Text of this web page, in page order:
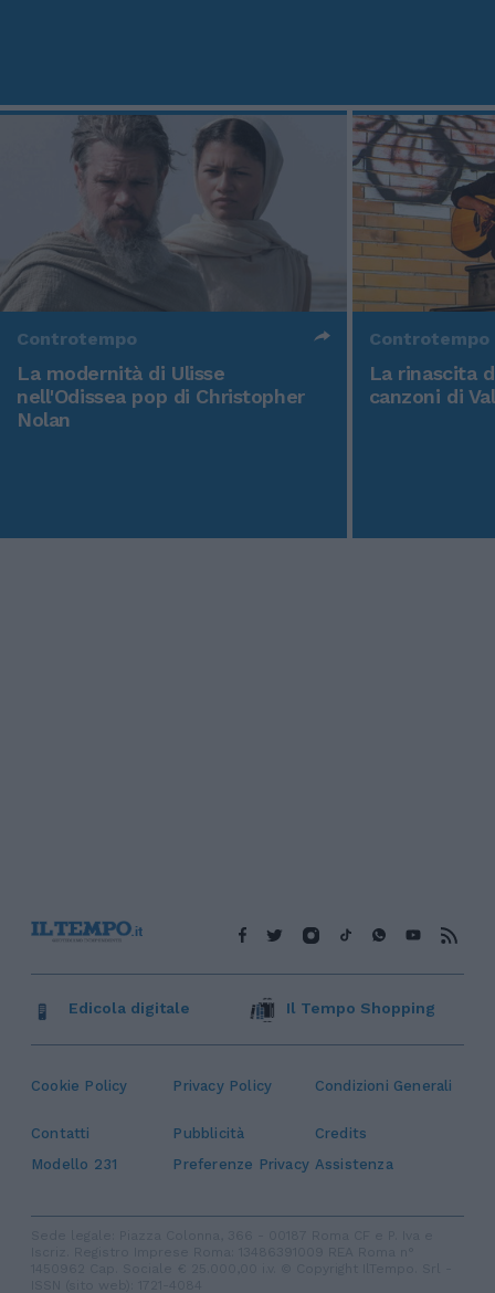
Controtempo
La modernità di Ulisse
nell'Odissea pop di Christopher
Nolan
Controtempo
La rinascita
canzoni di
Cookie Policy Privacy Policy Condizioni Generali
Contatti Pubblicità
Credits
Modello 231
Preferenze Privacy Assistenza
Edicola digitale Il Tempo Shopping